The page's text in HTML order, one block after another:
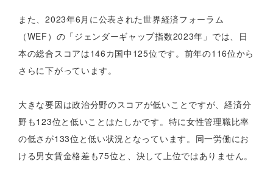
また、2023年6月に公表された世界経済フォーラム
（WEF）の「ジェンダーギャップ指数2023年」では、日
本の総合スコアは146カ国中125位です。前年の116位から
さらに下がっています。
大きな要因は政治分野のスコアが低いことですが、経済分
野も123位と低いことはたしかです。特に女性管理職比率
の低さが133位と低い状況となっています。同一労働にお
ける男女賃金格差も75位と、決して上位ではありません。